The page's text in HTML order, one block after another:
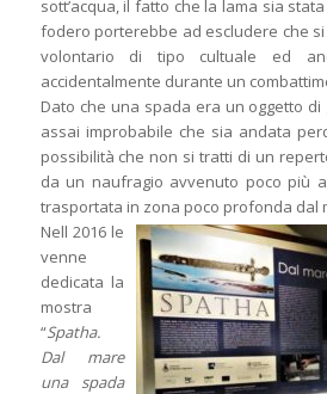
sott’acqua, il fatto che la lama sia
fodero porterebbe ad escludere che
volontario di tipo cultuale ed
accidentalmente durante un
Dato che una spada era un oggetto
assai improbabile che sia andata
possibilità che non si tratti di un
da un naufragio avvenuto poco più
trasportata in zona poco profonda dal
Nell 2016 le
venne
dedicata la
mostra
“Spatha.
Dal mare
una spada